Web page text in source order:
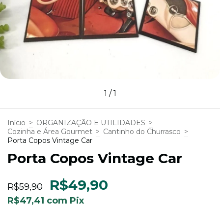
1 /1
Início > ORGANIZAÇÃO E UTILIDADES >
Cozinha e Área Gourmet > Cantinho do Churrasco >
Porta Copos Vintage Car
Porta Copos Vintage Car
R$59,90 R$49,90
R$47,41 com Pix